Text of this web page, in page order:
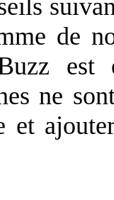
de
est
ne
et